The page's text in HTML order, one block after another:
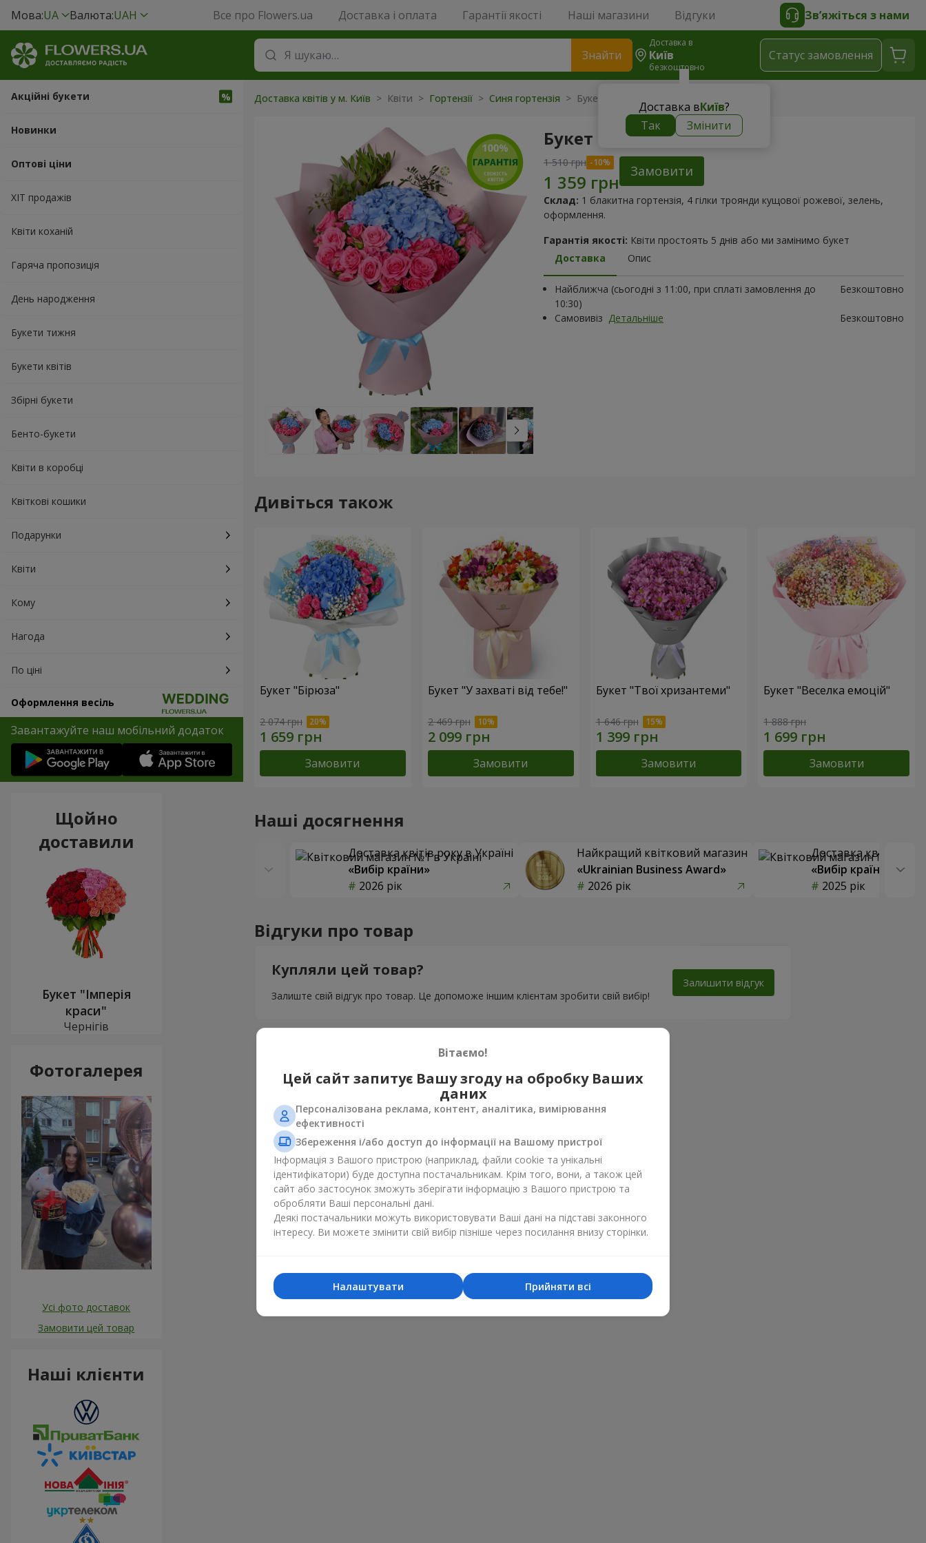
Мова:UA Валюта:UAH Все про Flowers.ua Доставка і оплата Гарантії якості Наші магазини Відгуки Зв’яжіться з нами
Знайти
Доставка в
Київ
безкоштовно
Доставка вКиїв?
Так
Змінити
Статус замовлення
Акційні букети
Новинки
Оптові ціни
ХІТ продажів
Квіти коханій
Гаряча пропозиція
День народження
Букети тижня
Букети квітів
Збірні букети
Бенто-букети
Квіти в коробці
Квіткові кошики
Подарунки
Квіти
Кому
Нагода
По ціні
Оформлення весіль
Завантажуйте наш мобільний додаток
Доставка квітів у м. Київ > Квіти > Гортензії > Синя гортензія > Букет "Кокетка!"
Букет "Кокетка!"
1 510 грн
Замовити
Склад: 1 блакитна гортензія, 4 гілки троянди кущової рожевої, зелень,
оформлення.
Гарантія якості: Квіти простоять 5 днів або ми замінимо букет
Доставка
Опис
Найближча (сьогодні з 11:00, при сплаті замовлення до
10:30)
Безкоштовно
Самовивіз Детальніше Безкоштовно
Дивіться також
Букет "Бірюза"
2 074 грн
Замовити
Букет "У захваті від тебе!"
2 469 грн
Замовити
Букет "Твої хризантеми"
1 646 грн
Замовити
Букет "Веселка емоцій"
1 888 грн
Замовити
Наші досягнення
Доставка квітів року в Україні
«Вибір країни»
2026 рік
Найкращий квітковий магазин
«Ukrainian Business Award»
2026 рік
Доставка квітів
«Вибір країни»
2025 рік
Відгуки про товар
Купляли цей товар?
Залиште свій відгук про товар. Це допоможе іншим клієнтам зробити свій вибір!
Залишити відгук
Щойно
доставили
Букет "Імперія
краси"
Чернігів
Фотогалерея
Усі фото доставок
Замовити цей товар
Наші клієнти
Вітаємо!
Цей сайт запитує Вашу згоду на обробку Ваших
даних
Персоналізована реклама, контент, аналітика, вимірювання
ефективності
Збереження і/або доступ до інформації на Вашому пристрої
Інформація з Вашого пристрою (наприклад, файли cookie та унікальні
ідентифікатори) буде доступна постачальникам. Крім того, вони, а також цей
сайт або застосунок зможуть зберігати інформацію з Вашого пристрою та
обробляти Ваші персональні дані.
Деякі постачальники можуть використовувати Ваші дані на підставі законного
інтересу. Ви можете змінити свій вибір пізніше через посилання внизу сторінки.
Прийняти всі
Налаштувати